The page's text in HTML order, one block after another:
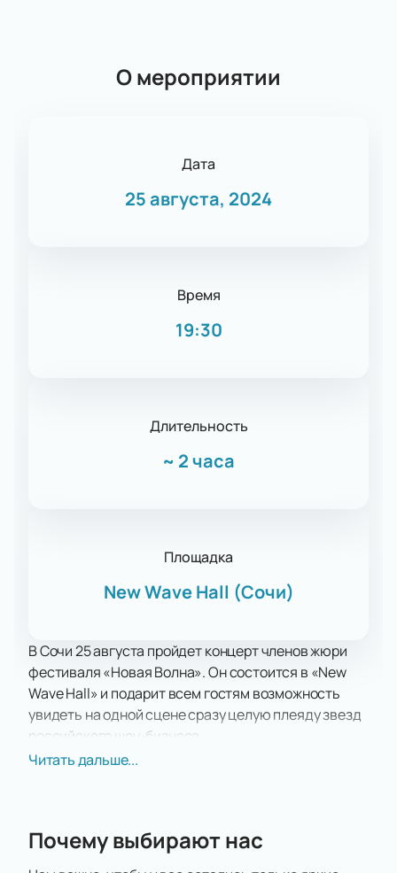
О мероприятии
Дата
25 августа, 2024
Время
19:30
Длительность
~ 2 часа
Площадка
New Wave Hall (Сочи)
В Сочи 25 августа пройдет концерт членов жюри
фестиваля «Новая Волна». Он состоится в «New
Wave Hall» и подарит всем гостям возможность
увидеть на одной сцене сразу целую плеяду звезд
российского шоу-бизнеса.
Игорь Крутой - создатель и идейный вдохновитель
конкурсантов, из которых до четвертьфиналов и
Читать дальше...
Почему выбирают нас